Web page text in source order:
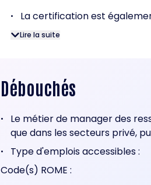
• La certification est
Lire la suite
Débouchés
•
Le métier de manager des
que dans les secteurs privé,
•
Type d'emplois accessibles :
Code(s) ROME :